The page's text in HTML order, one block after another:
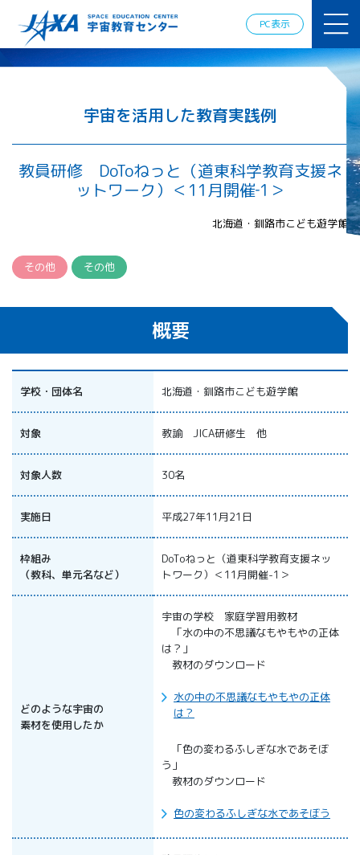
PC表示
ミー
ロスペース
情報の発
信
宇宙を活用
した教育実
践例
体験的学
習機会の
提供（国
地域宇宙機
関会議）宇
宙教育 for
All 分科会
APRSAF宇宙
教育 for All
分科会 年次
会合
ターコンテ
スト
APRSAF教員
宇宙教育会
議）
遣プログラ
ム
宇宙を活用した教育実践例
教員研修 DoToねっと（道東科学教育支援ネ
ットワーク）＜11月開催‐1＞
北海道・釧路市こども遊学館
その他 その他
概要
学校・団体名 北海道・釧路市こども遊学館
対象 教諭 JICA研修生 他
対象人数 30名
実施日 平成27年11月21日
枠組み
（教科、単元名など）
DoToねっと（道東科学教育支援ネッ
トワーク）＜11月開催-1＞
どのような宇宙の
素材を使用したか
宇宙の学校 家庭学習用教材
「水の中の不思議なもやもやの正体
は？」
教材のダウンロード
水の中の不思議なもやもやの正体
は？
「色の変わるふしぎな水であそぼ
う」
教材のダウンロード
色の変わるふしぎな水であそぼう